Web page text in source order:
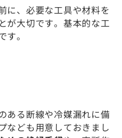
に、必要な工具や材料を
が大切です。基本的な工
。
ある断線や冷媒漏れに備
なども用意しておきまし